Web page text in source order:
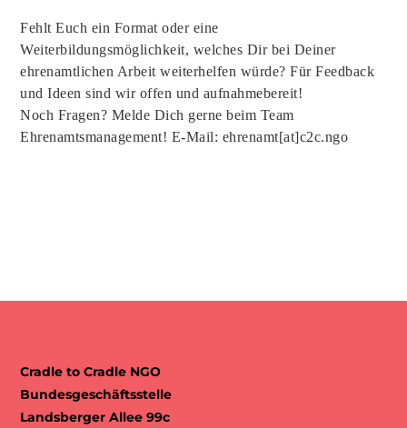
Fehlt Euch ein Format oder eine
Weiterbildungsmöglichkeit, welches Dir bei Deiner
ehrenamtlichen Arbeit weiterhelfen würde? Für Feedback
und Ideen sind wir offen und aufnahmebereit!
Noch Fragen? Melde Dich gerne beim Team
Ehrenamtsmanagement! E-Mail: ehrenamt[at]c2c.ngo
Cradle to Cradle NGO
Bundesgeschäftsstelle
Landsberger Allee 99c